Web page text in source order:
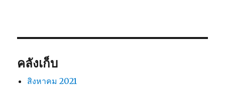
คลังเก็บ
สิงหาคม 2021